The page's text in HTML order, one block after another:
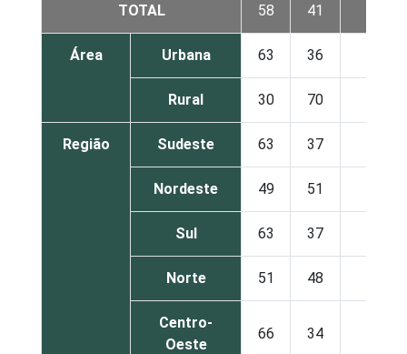
TOTAL 58 41
Área Urbana 63 36
Rural 30 70
Região Sudeste 63 37
Nordeste 49 51
Sul 63 37
Norte 51 48
Centro-
Oeste
66 34